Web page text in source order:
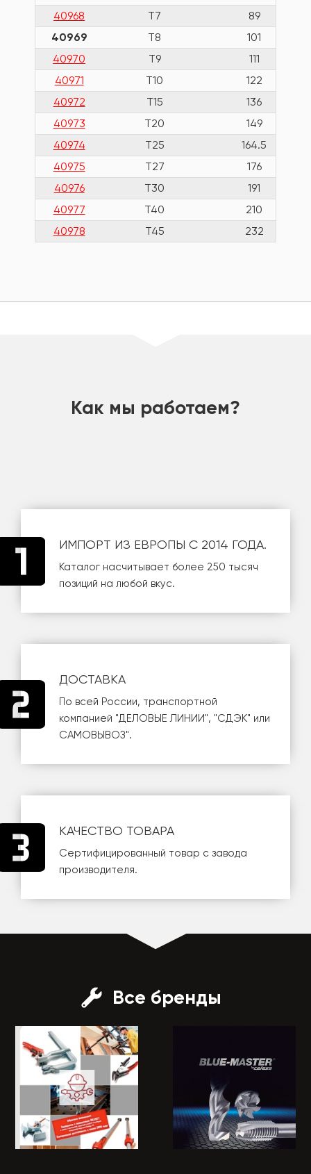
40968
T7
89
40969
T8
101
40970
T9
111
40971
T10
122
40972
T15
136
40973
T20
149
40974
T25
164.5
40975
T27
176
40976
T30
191
40977
T40
210
40978
T45 232
Как мы работаем?
ИМПОРТ ИЗ ЕВРОПЫ С 2014 ГОДА.
Каталог насчитывает более 250 тысяч
позиций на любой вкус.
ДОСТАВКА
По всей России, транспортной
компанией "ДЕЛОВЫЕ ЛИНИИ", "СДЭК" или
САМОВЫВОЗ".
КАЧЕСТВО ТОВАРА
Сертифицированный товар с завода
производителя.
Все бренды